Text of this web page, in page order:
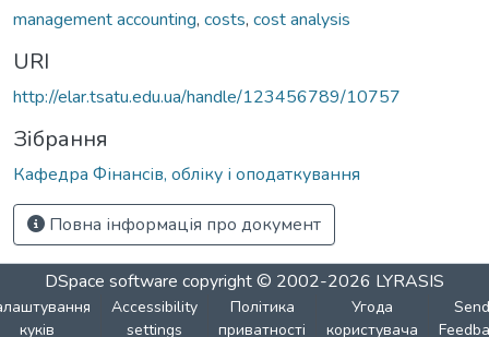
management accounting, costs, cost analysis
URI
http://elar.tsatu.edu.ua/handle/123456789/10757
Зібрання
Кафедра Фінансів, обліку і оподаткування
Повна інформація про документ
DSpace software copyright © 2002-2026 LYRASIS
куків
Accessibility
settings
Політика
приватності
Угода
користувача
Send